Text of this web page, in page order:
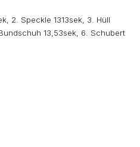
2. Speckle 1313sek, 3. Hüll
13,53sek, 6. Schubert